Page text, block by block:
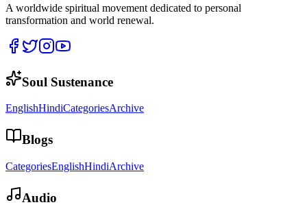
A worldwide spiritual movement dedicated to personal
transformation and world renewal.
Soul Sustenance
EnglishHindiCategoriesArchive
Blogs
CategoriesEnglishHindiArchive
Audio